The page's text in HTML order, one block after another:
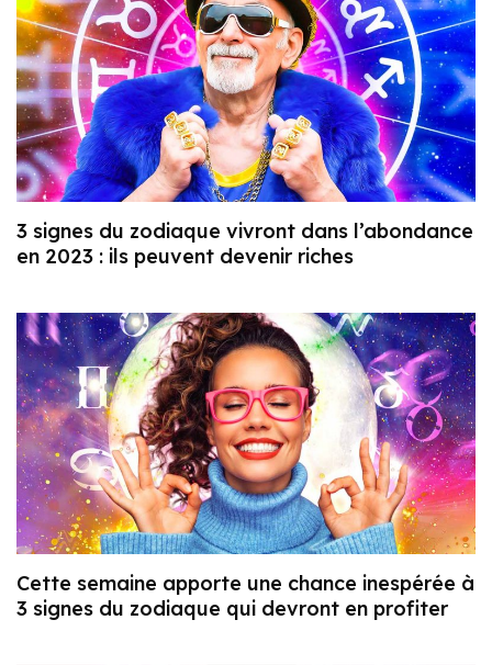
3 signes du zodiaque vivront dans l’abondance
en 2023 : ils peuvent devenir riches
Cette semaine apporte une chance inespérée à
3 signes du zodiaque qui devront en profiter